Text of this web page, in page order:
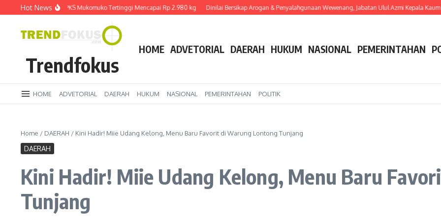
Lewati ke konten
Hot News
TBS Sawit di PKS Mukomuko Tertinggi Mencapai Rp 2.980 kg Dinilai Bersikap Arogan & Penyalahgunaan Wewenang, Jabatan Ulul Azmi Kepala Kaum 14
Trendfokus
HOME ADVETORIAL DAERAH HUKUM NASIONAL PEMERINTAHAN
HOME ADVETORIAL DAERAH HUKUM NASIONAL PEMERINTAHAN POLITIK
Home / DAERAH / Kini Hadir! Miie Udang Kelong, Menu Baru Favorit di Warung Lontong Tunjang
DAERAH
Kini Hadir! Miie Udang Kelong, Menu Baru
Tunjang